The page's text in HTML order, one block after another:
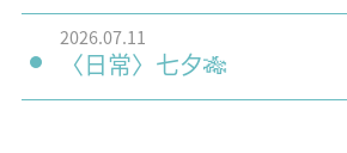
2026.07.11
〈日常〉七夕🎋